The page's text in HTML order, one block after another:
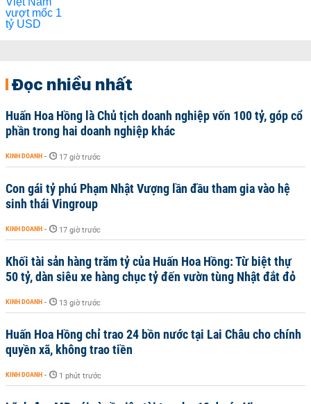
Đọc nhiều nhất
Huấn Hoa Hồng là Chủ tịch doanh nghiệp vốn 100 tỷ, góp cổ
phần trong hai doanh nghiệp khác
KINH DOANH - 17 giờ trước
Con gái tỷ phú Phạm Nhật Vượng lần đầu tham gia vào hệ
sinh thái Vingroup
KINH DOANH - 17 giờ trước
Khối tài sản hàng trăm tỷ của Huấn Hoa Hồng: Từ biệt thự
50 tỷ, dàn siêu xe hàng chục tỷ đến vườn tùng Nhật đắt đỏ
KINH DOANH - 13 giờ trước
Huấn Hoa Hồng chỉ trao 24 bồn nước tại Lai Châu cho chính
quyền xã, không trao tiền
KINH DOANH - 1 phút trước